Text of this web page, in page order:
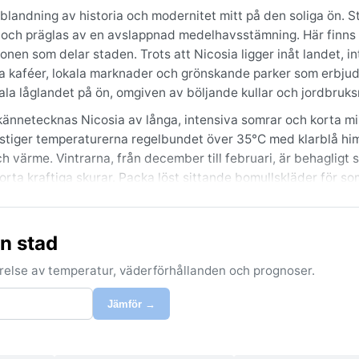
av historia och modernitet mitt på den soliga ön.
präglas av en avslappnad medelhavsstämning. Här finns
som delar staden. Trots att Nicosia ligger inåt landet,
lokala marknader och grönskande parker som
låglandet på ön, omgiven av böljande kullar och
Nicosia av långa, intensiva somrar och korta
temperaturerna regelbundet över 35°C med klarblå
värme. Vintrarna, från december till februari, är behagligt
kraftiga skurar. Packa löst sittande bomullskläder för
är under våren (april–maj) och hösten
blomstrar eller skiftar i gyllene toner. Stadslivet
är den så kallade ”saltdimman” som ibland kan
sällsynt och kortvarigt. Likt resten av Cypern slipper
under vår och höst.
stad
av temperatur, väderförhållanden och prognoser.
Jämför →